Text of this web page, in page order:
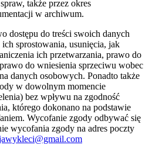
także przez okres
w archiwum.
dostępu do treści swoich danych
sprostowania, usunięcia, jak
ich przetwarzania, prawo do
do wniesienia sprzeciwu wobec
danych osobowych. Ponadto także
w dowolnym momencie
bez wpływu na zgodność
którego dokonano na podstawie
Wycofanie zgody odbywać się
wycofania zgody na adres poczty